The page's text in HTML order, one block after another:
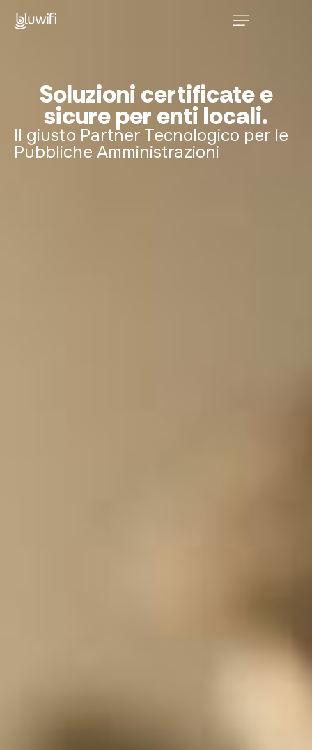
Privati
P. Iva e Aziende
Enterprise e PA
Soluzioni certificate e
sicure per enti locali.
Il giusto Partner Tecnologico per le
Pubbliche Amministrazioni